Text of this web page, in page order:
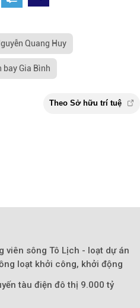
Quang Huy
bay Gia Bình
viên sông Tô Lịch - loạt dự án
loạt khởi công, khởi động
tàu điện đô thị 9.000 tỷ